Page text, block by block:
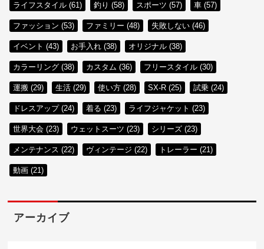
ライフスタイル (61) 釣り (58) スポーツ (57) 車 (57)
ファッション (53) ファミリー (48) 失敗しない (46)
イベント (43) お手入れ (38) オリジナル (38)
カラーリング (38) カスタム (36) フリースタイル (30)
運搬 (29) 生活 (29) 使い方 (28) SX-R (25) 試乗 (24)
ドレスアップ (24) 着る (23) ライフジャケット (23)
世界大会 (23) ウェットスーツ (23) シリーズ (23)
メンテナンス (22) ヴィンテージ (22) トレーラー (21)
動画 (21)
アーカイブ